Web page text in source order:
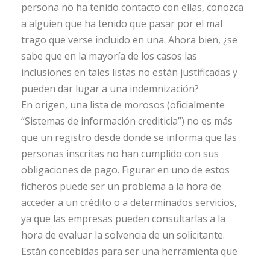
persona no ha tenido contacto con ellas, conozca
a alguien que ha tenido que pasar por el mal
trago que verse incluido en una. Ahora bien, ¿se
sabe que en la mayoría de los casos las
inclusiones en tales listas no están justificadas y
pueden dar lugar a una indemnización?
En origen, una lista de morosos (oficialmente
“Sistemas de información crediticia”) no es más
que un registro desde donde se informa que las
personas inscritas no han cumplido con sus
obligaciones de pago. Figurar en uno de estos
ficheros puede ser un problema a la hora de
acceder a un crédito o a determinados servicios,
ya que las empresas pueden consultarlas a la
hora de evaluar la solvencia de un solicitante.
Están concebidas para ser una herramienta que